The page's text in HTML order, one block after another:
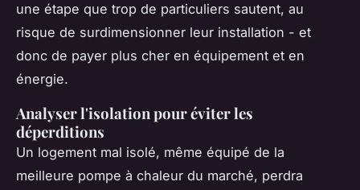
une étape que trop de particuliers sautent, au
risque de surdimensionner leur installation - et
donc de payer plus cher en équipement et en
énergie.
Analyser l'isolation pour éviter les
déperditions
Un logement mal isolé, même équipé de la
meilleure pompe à chaleur du marché, perdra